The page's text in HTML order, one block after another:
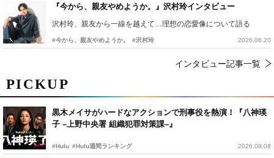
PICKUP
黒木メイサがハードなアクションで刑事役を熱演！『八神瑛
子 –上野中央署 組織犯罪対策課–』
#Hulu #Hulu週間ランキング 2026.08.08
『今から、親友やめようか。』沢村玲インタビュー
沢村玲、親友から一線を越えて…理想の恋愛像について語る
#今から、親友やめようか。 #沢村玲 2026.06.20
インタビュー記事一覧